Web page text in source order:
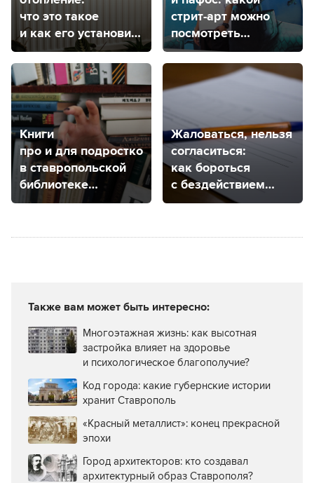
что это такое
и как его установить
в Ставрополе?
стрит-арт можно
посмотреть
в центре
Ставрополя?
Книги
про и для подростков:
в ставропольской
библиотеке
проходит
выставка
Жаловаться, нельзя
согласиться:
как бороться
с бездействием
управляющей
в Ставрополе?
Также вам может быть интересно:
Многоэтажная жизнь: как высотная
застройка влияет на здоровье
и психологическое благополучие?
Код города: какие губернские истории
хранит Ставрополь
«Красный металлист»: конец прекрасной
эпохи
Город архитекторов: кто создавал
архитектурный образ Ставрополя?